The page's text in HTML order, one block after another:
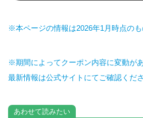
※本ページの情報は2026年1月時点の
※期間によってクーポン内容に変動が
最新情報は公式サイトにてご確認くだ
あわせて読みたい